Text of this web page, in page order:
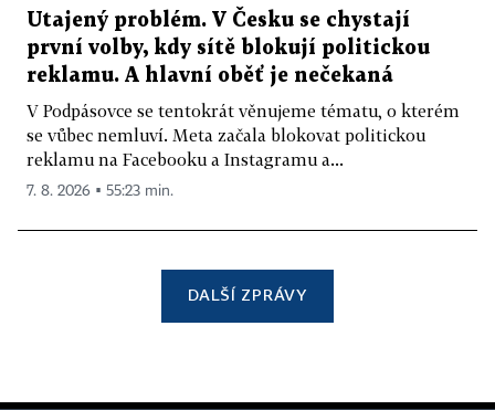
Utajený problém. V Česku se chystají
první volby, kdy sítě blokují politickou
reklamu. A hlavní oběť je nečekaná
V Podpásovce se tentokrát věnujeme tématu, o kterém
se vůbec nemluví. Meta začala blokovat politickou
reklamu na Facebooku a Instagramu a...
7. 8. 2026 ▪ 55:23 min.
DALŠÍ ZPRÁVY